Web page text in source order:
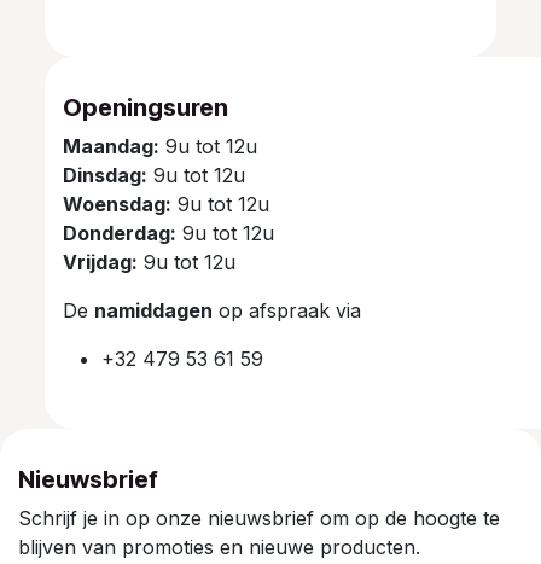
Openingsuren
Maandag: 9u tot 12u
Dinsdag: 9u tot 12u
Woensdag: 9u tot 12u
Donderdag: 9u tot 12u
Vrijdag: 9u tot 12u
De namiddagen op afspraak via
+32 479 53 61 59
Nieuwsbrief
Schrijf je in op onze nieuwsbrief om op de hoogte te
blijven van promoties en nieuwe producten.